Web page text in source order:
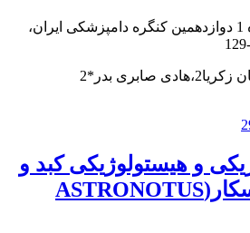
دوره 10، ویژه نامه شماره 1 دوازدهمین کنگره دامپزشکی ایران،
و هیستولوژیکی کبد و
پانکراس ماهی اسکار(ASTRONOTUS